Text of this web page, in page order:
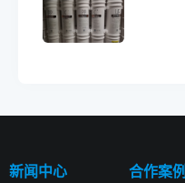
新闻中心 合作案例